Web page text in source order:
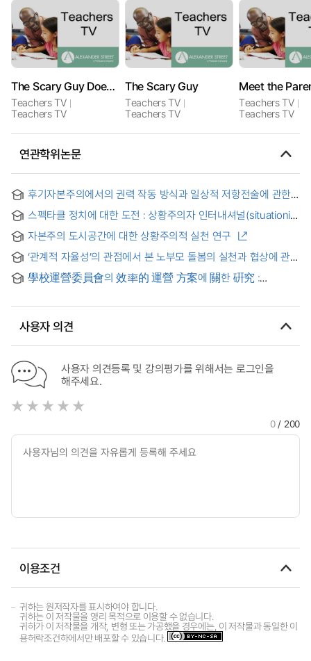
The Scary Guy Does Primary
Teachers TV
Teachers TV
The Scary Guy
Teachers TV
Teachers TV
Meet the
Teachers TV
Teachers TV
연관학위논문
후기자본주의에서의 권력 작동 방식과 일상적 저항전술에 관한
연구 : 기 드보르[Guy Debord]와 미셸 드 세르토[Michel de
Certeau]를 중심으로
스펙타클 정치에 대한 도전 : 상황주의자 인터내셔널(situationist
international) 1957-1972 = (A)Challenge to the spectacular
politics : situationist international 1957-1972
자본주의 도시공간에 대한 상황주의적 실천 연구
‘관계적 자율성’의 관점에서 본 노부모 돌봄의 실천과 협상에 관한
연구 = The Practice and Negotiation of the Elderly Parents
Caring : A qualitative study from the 'Relational Autonomy'
學校運營委員會의 效率的 運營 方案에 關한 硏究 :
Teachers and Parents Committee Members on the Actual
and on the Plans to Activate the Committee
사용자 의견
사용자 의견등록 및 강의평가를 위해서는 로그인을
해주세요.
0/ 200
이용조건
귀하는 원저작자를 표시하여야 합니다.
귀하는 이 저작물을 영리 목적으로 이용할 수 없습니다.
귀하가 이 저작물을 개작, 변형 또는 가공했을 경우에는, 이 저작물과 동일한 이
용허락조건하에서만 배포할 수 있습니다.